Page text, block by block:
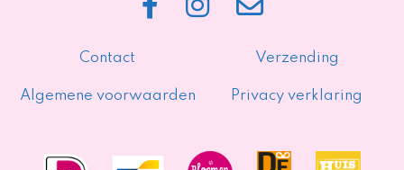
Contact Verzending
Algemene voorwaarden Privacy verklaring